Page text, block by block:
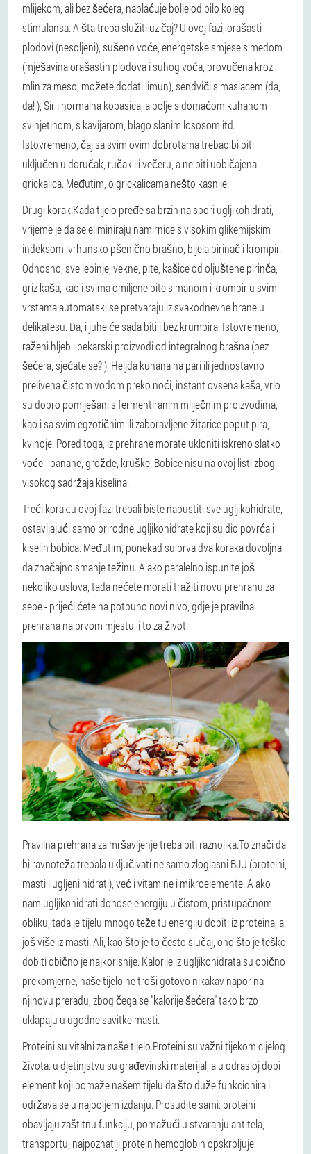
mlijekom, ali bez šećera, naplaćuje bolje od bilo kojeg
stimulansa. A šta treba služiti uz čaj? U ovoj fazi, orašasti
plodovi (nesoljeni), sušeno voće, energetske smjese s medom
(mješavina orašastih plodova i suhog voća, provučena kroz
mlin za meso, možete dodati limun), sendviči s maslacem (da,
da! ), Sir i normalna kobasica, a bolje s domaćom kuhanom
svinjetinom, s kavijarom, blago slanim lososom itd.
Istovremeno, čaj sa svim ovim dobrotama trebao bi biti
uključen u doručak, ručak ili večeru, a ne biti uobičajena
grickalica. Međutim, o grickalicama nešto kasnije.
Drugi korak:Kada tijelo pređe sa brzih na spori ugljikohidrati,
vrijeme je da se eliminiraju namirnice s visokim glikemijskim
indeksom: vrhunsko pšenično brašno, bijela pirinač i krompir.
Odnosno, sve lepinje, vekne, pite, kašice od oljuštene pirinča,
griz kaša, kao i svima omiljene pite s manom i krompir u svim
vrstama automatski se pretvaraju iz svakodnevne hrane u
delikatesu. Da, i juhe će sada biti i bez krumpira. Istovremeno,
raženi hljeb i pekarski proizvodi od integralnog brašna (bez
šećera, sjećate se? ), Heljda kuhana na pari ili jednostavno
prelivena čistom vodom preko noći, instant ovsena kaša, vrlo
su dobro pomiješani s fermentiranim mliječnim proizvodima,
kao i sa svim egzotičnim ili zaboravljene žitarice poput pira,
kvinoje. Pored toga, iz prehrane morate ukloniti iskreno slatko
voće - banane, grožđe, kruške. Bobice nisu na ovoj listi zbog
visokog sadržaja kiselina.
Treći korak:u ovoj fazi trebali biste napustiti sve ugljikohidrate,
ostavljajući samo prirodne ugljikohidrate koji su dio povrća i
kiselih bobica. Međutim, ponekad su prva dva koraka dovoljna
da značajno smanje težinu. A ako paralelno ispunite još
nekoliko uslova, tada nećete morati tražiti novu prehranu za
sebe - prijeći ćete na potpuno novi nivo, gdje je pravilna
prehrana na prvom mjestu, i to za život.
Pravilna prehrana za mršavljenje treba biti raznolika.To znači da
bi ravnoteža trebala uključivati ne samo zloglasni BJU (proteini,
masti i ugljeni hidrati), već i vitamine i mikroelemente. A ako
nam ugljikohidrati donose energiju u čistom, pristupačnom
obliku, tada je tijelu mnogo teže tu energiju dobiti iz proteina, a
još više iz masti. Ali, kao što je to često slučaj, ono što je teško
dobiti obično je najkorisnije. Kalorije iz ugljikohidrata su obično
prekomjerne, naše tijelo ne troši gotovo nikakav napor na
njihovu preradu, zbog čega se "kalorije šećera" tako brzo
uklapaju u ugodne savitke masti.
Proteini su vitalni za naše tijelo.Proteini su važni tijekom cijelog
života: u djetinjstvu su građevinski materijal, a u odrasloj dobi
element koji pomaže našem tijelu da što duže funkcionira i
održava se u najboljem izdanju. Prosudite sami: proteini
obavljaju zaštitnu funkciju, pomažući u stvaranju antitela,
transportu, najpoznatiji protein hemoglobin opskrbljuje